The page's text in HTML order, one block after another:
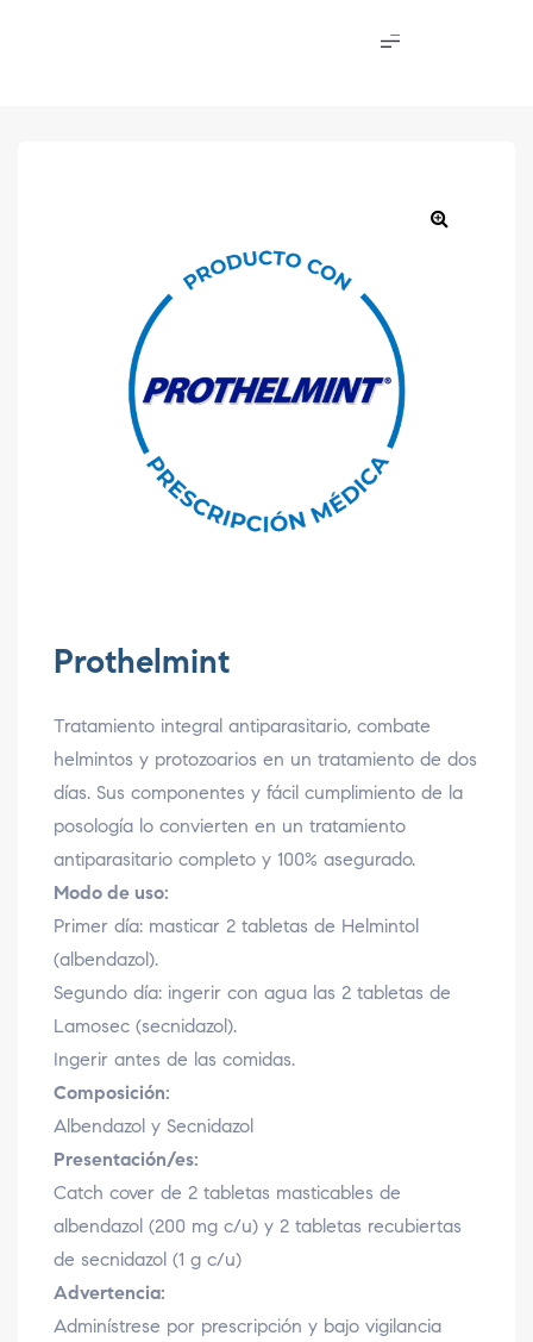
Prothelmint
Tratamiento integral antiparasitario, combate
helmintos y protozoarios en un tratamiento de dos
días. Sus componentes y fácil cumplimiento de la
posología lo convierten en un tratamiento
antiparasitario completo y 100% asegurado.
Modo de uso:
Primer día: masticar 2 tabletas de Helmintol
(albendazol).
Segundo día: ingerir con agua las 2 tabletas de
Lamosec (secnidazol).
Ingerir antes de las comidas.
Composición:
Albendazol y Secnidazol
Presentación/es:
Catch cover de 2 tabletas masticables de
albendazol (200 mg c/u) y 2 tabletas recubiertas
de secnidazol (1 g c/u)
Advertencia:
Adminístrese por prescripción y bajo vigilancia